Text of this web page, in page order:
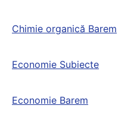
Chimie organică Barem
Economie Subiecte
Economie Barem